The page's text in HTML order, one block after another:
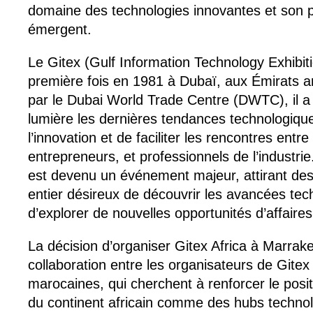
domaine des technologies innovantes et son
émergent.
Le Gitex (Gulf Information Technology
première fois en 1981 à Dubaï, aux Émirats
par le Dubai World Trade Centre (DWTC), il
lumière les dernières tendances
l’innovation et de faciliter les rencontres
entrepreneurs, et professionnels de
est devenu un événement majeur, attirant
entier désireux de découvrir les avancées
d’explorer de nouvelles opportunités
La décision d’organiser Gitex Africa à
collaboration entre les organisateurs de
marocaines, qui cherchent à renforcer le
du continent africain comme des hubs